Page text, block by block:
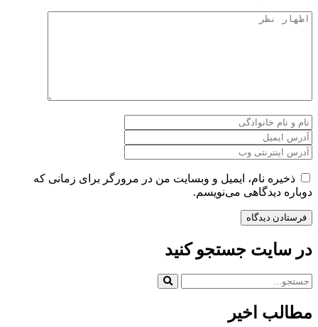
ذخیره نام، ایمیل و وبسایت من در مرورگر برای زمانی که
دوباره دیدگاهی می‌نویسم.
در سایت جستجو کنید
مطالب اخیر